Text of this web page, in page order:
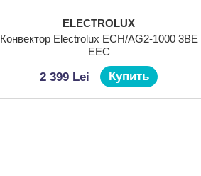
ELECTROLUX
Конвектор Electrolux ECH/AG2-1000 3BE
EEC
2 399 Lei Купить